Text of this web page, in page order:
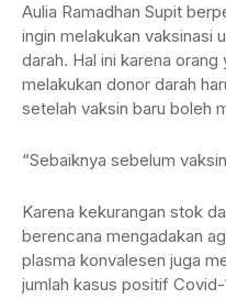
Aulia Ramadhan Supit
ingin melakukan vaksinasi
darah. Hal ini karena
melakukan donor darah
setelah vaksin baru boleh
“Sebaiknya sebelum
Karena kekurangan stok
berencana mengadakan
plasma konvalesen juga
jumlah kasus positif